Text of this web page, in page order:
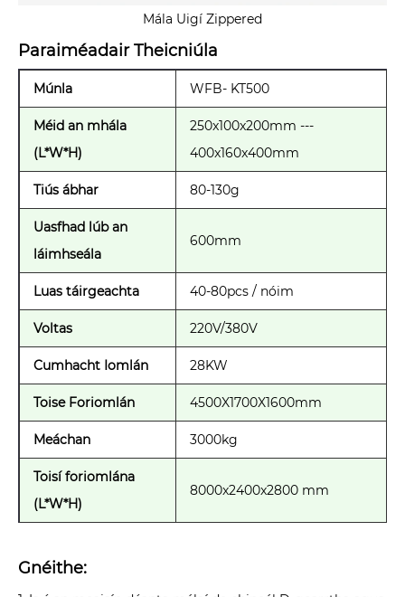
Mála Uigí Zippered
Paraiméadair Theicniúla
Múnla WFB- KT500
Méid an mhála
(L*W*H)
250x100x200mm ---
400x160x400mm
Tiús ábhar 80-130g
Uasfhad lúb an
láimhseála
600mm
Luas táirgeachta 40-80pcs / nóim
Voltas 220V/380V
Cumhacht Iomlán 28KW
Toise Foriomlán 4500X1700X1600mm
Meáchan 3000kg
Toisí foriomlána
(L*W*H)
8000x2400x2800 mm
Gnéithe: